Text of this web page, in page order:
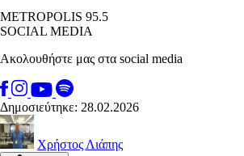
METROPOLIS 95.5
SOCIAL MEDIA
Ακολουθήστε μας στα social media
Δημοσιεύτηκε: 28.02.2026
Χρήστος Λιάπης